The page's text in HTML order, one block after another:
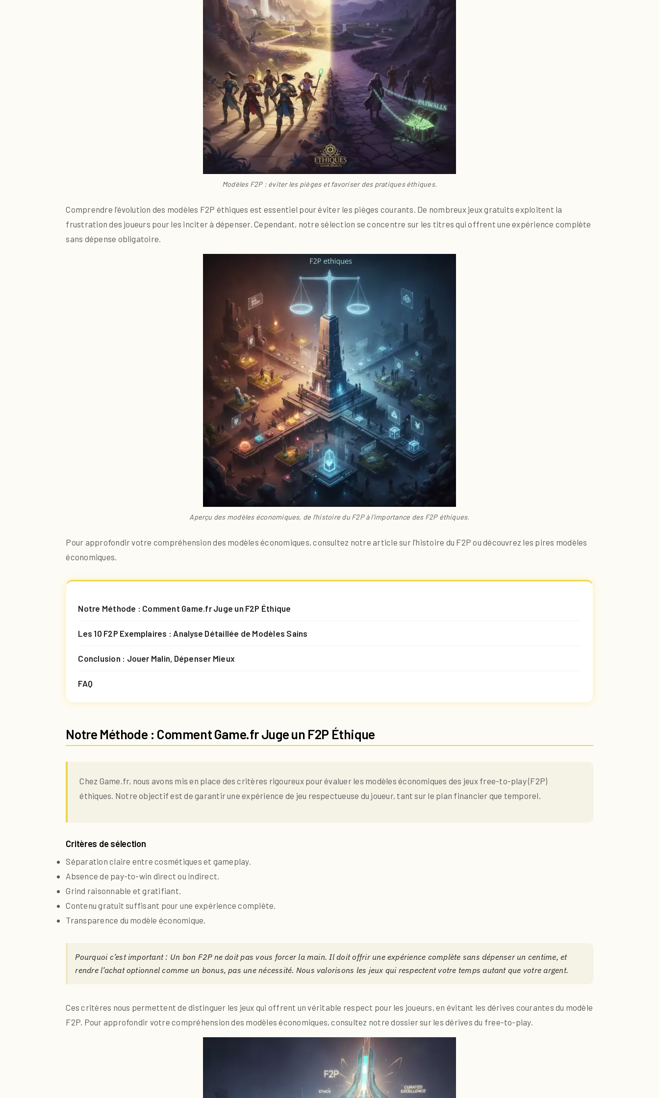
Modèles F2P : éviter les pièges et favoriser des pratiques éthiques.
Comprendre l’évolution des modèles F2P éthiques est essentiel pour éviter les pièges courants. De nombreux jeux gratuits exploitent la
frustration des joueurs pour les inciter à dépenser. Cependant, notre sélection se concentre sur les titres qui offrent une expérience complète
sans dépense obligatoire.
Aperçu des modèles économiques, de l’histoire du F2P à l’importance des F2P éthiques.
Pour approfondir votre compréhension des modèles économiques, consultez notre article sur l’histoire du F2P ou découvrez les pires modèles
économiques.
Notre Méthode : Comment Game.fr Juge un F2P Éthique
Les 10 F2P Exemplaires : Analyse Détaillée de Modèles Sains
Conclusion : Jouer Malin, Dépenser Mieux
FAQ
Notre Méthode : Comment Game.fr Juge un F2P Éthique
Chez Game.fr, nous avons mis en place des critères rigoureux pour évaluer les modèles économiques des jeux free-to-play (F2P)
éthiques. Notre objectif est de garantir une expérience de jeu respectueuse du joueur, tant sur le plan financier que temporel.
Critères de sélection
Séparation claire entre cosmétiques et gameplay.
Absence de pay-to-win direct ou indirect.
Grind raisonnable et gratifiant.
Contenu gratuit suffisant pour une expérience complète.
Transparence du modèle économique.
Pourquoi c’est important : Un bon F2P ne doit pas vous forcer la main. Il doit offrir une expérience complète sans dépenser un centime, et
rendre l’achat optionnel comme un bonus, pas une nécessité. Nous valorisons les jeux qui respectent votre temps autant que votre argent.
Ces critères nous permettent de distinguer les jeux qui offrent un véritable respect pour les joueurs, en évitant les dérives courantes du modèle
F2P. Pour approfondir votre compréhension des modèles économiques, consultez notre dossier sur les dérives du free-to-play.